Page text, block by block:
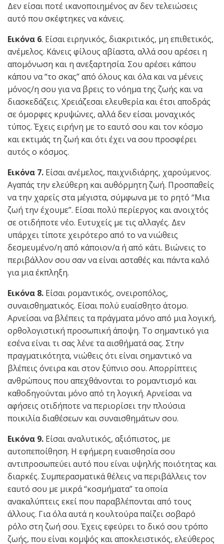
Δεν είσαι ποτέ ικανοποιημένος αν δεν τελειώσεις
αυτό που σκέφτηκες να κάνεις.
Εικόνα 6. Είσαι ειρηνικός, διακριτικός, μη επιθετικός,
ανέμελος. Κάνεις φίλους αβίαστα, αλλά σου αρέσει η
απομόνωση και η ανεξαρτησία. Σου αρέσει κάπου
κάπου να “το σκας” από όλους και όλα και να μένεις
μόνος/η σου για να βρεις το νόημα της ζωής και να
διασκεδάζεις. Χρειάζεσαι ελευθερία και έτσι αποδράς
σε όμορφες κρυψώνες, αλλά δεν είσαι μοναχικός
τύπος. Έχεις ειρήνη με το εαυτό σου και τον κόσμο
και εκτιμάς τη ζωή και ότι έχει να σου προσφέρει
αυτός ο κόσμος.
Εικόνα 7. Είσαι ανέμελος, παιχνιδιάρης, χαρούμενος.
Αγαπάς την ελεύθερη και αυθόρμητη ζωή. Προσπαθείς
να την χαρείς στα μέγιστα, σύμφωνα με το ρητό “Μια
ζωή την έχουμε”. Είσαι πολύ περίεργος και ανοιχτός
σε οτιδήποτε νέο. Ευτυχείς με τις αλλαγές. Δεν
υπάρχει τίποτε χειρότερο από το να νιώθεις
δεσμευμένο/η από κάποιον/α ή από κάτι. Βιώνεις το
περιβάλλον σου σαν να είναι ασταθές και πάντα καλό
για μια έκπληξη.
Εικόνα 8. Είσαι ρομαντικός, ονειροπόλος,
συναισθηματικός. Είσαι πολύ ευαίσθητο άτομο.
Αρνείσαι να βλέπεις τα πράγματα μόνο από μια λογική,
ορθολογιστική προσωπική άποψη. Το σημαντικό για
εσένα είναι τι σας λένε τα αισθήματά σας. Στην
πραγματικότητα, νιώθεις ότι είναι σημαντικό να
βλέπεις όνειρα και στον ξύπνιο σου. Απορρίπτεις
ανθρώπους που απεχθάνονται το ρομαντισμό και
καθοδηγούνται μόνο από τη λογική. Αρνείσαι να
αφήσεις οτιδήποτε να περιορίσει την πλούσια
ποικιλία διαθέσεων και συναισθημάτων σου.
Εικόνα 9. Είσαι αναλυτικός, αξιόπιστος, με
αυτοπεποίθηση. Η εφήμερη ευαισθησία σου
αντιπροσωπεύει αυτό που είναι υψηλής ποιότητας και
διαρκές. Συμπερασματικά θέλεις να περιβάλλεις τον
εαυτό σου με μικρά “κοσμήματα” τα οποία
ανακαλύπτεις εκεί που παραβλέπονται από τους
άλλους. Για όλα αυτά η κουλτούρα παίζει σοβαρό
ρόλο στη ζωή σου. Έχεις εφεύρει το δικό σου τρόπο
ζωής, που είναι κομψός και αποκλειστικός, ελεύθερος